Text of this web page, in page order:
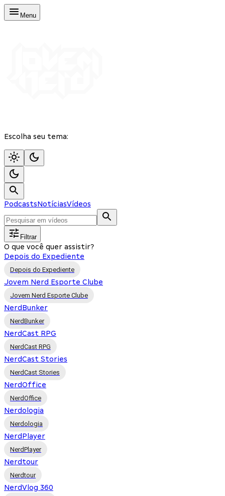
Menu
Escolha seu tema:
PodcastsNotíciasVídeos
Filtrar
O que você quer assistir?
Depois do Expediente
Depois do Expediente
Jovem Nerd Esporte Clube
Jovem Nerd Esporte Clube
NerdBunker
NerdBunker
NerdCast RPG
NerdCast RPG
NerdCast Stories
NerdCast Stories
NerdOffice
NerdOffice
Nerdologia
Nerdologia
NerdPlayer
NerdPlayer
Nerdtour
Nerdtour
NerdVlog 360